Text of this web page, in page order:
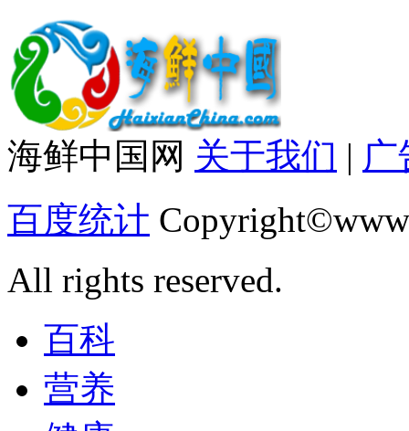
海鲜中国网 关于我们 | 广
百度统计
All rights reserved.
百科
营养